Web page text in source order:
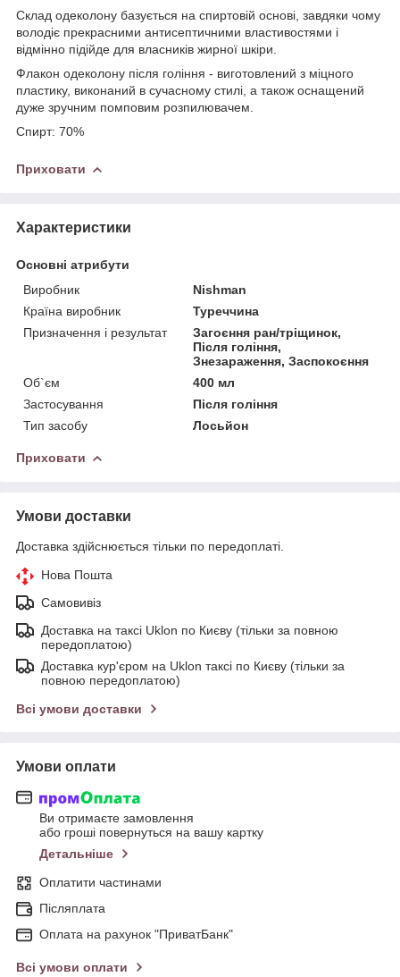
Склад одеколону базується на спиртовій основі, завдяки чому
володіє прекрасними антисептичними властивостями і
відмінно підійде для власників жирної шкіри.
Флакон одеколону після гоління - виготовлений з міцного
пластику, виконаний в сучасному стилі, а також оснащений
дуже зручним помповим розпилювачем.
Спирт: 70%
Приховати
Характеристики
Основні атрибути
Виробник
Nishman
Країна виробник
Туреччина
Призначення і результат
Загоєння ран/тріщинок,
Після гоління,
Знезараження, Заспокоєння
Об`єм
400 мл
Застосування
Після гоління
Тип засобу
Лосьйон
Приховати
Умови доставки
Доставка здійснюється тільки по передоплаті.
Нова Пошта
Самовивіз
Доставка на таксі Uklon по Києву (тільки за повною
передоплатою)
Доставка кур'єром на Uklon таксі по Києву (тільки за
повною передоплатою)
Всі умови доставки
Умови оплати
Ви отримаєте замовлення
або гроші повернуться на вашу картку
Детальніше
Оплатити частинами
Післяплата
Оплата на рахунок "ПриватБанк"
Всі умови оплати